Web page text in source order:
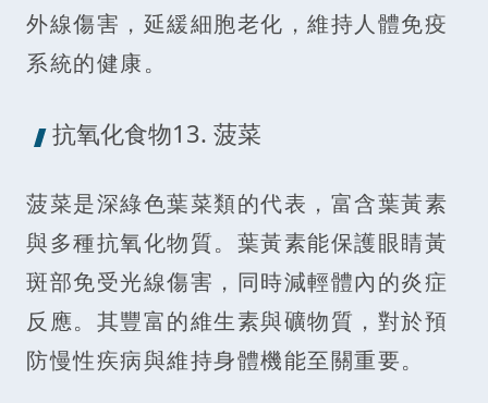
外線傷害，延緩細胞老化，維持人體免疫
系統的健康。
抗氧化食物13. 菠菜
菠菜是深綠色葉菜類的代表，富含葉黃素
與多種抗氧化物質。葉黃素能保護眼睛黃
斑部免受光線傷害，同時減輕體內的炎症
反應。其豐富的維生素與礦物質，對於預
防慢性疾病與維持身體機能至關重要。